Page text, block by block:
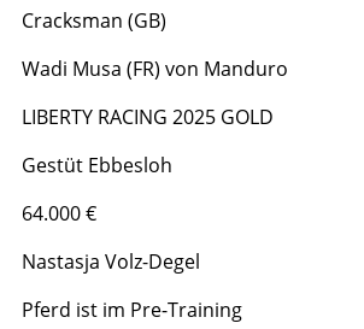
Cracksman (GB)
Wadi Musa (FR) von Manduro
LIBERTY RACING 2025 GOLD
Gestüt Ebbesloh
64.000 €
Nastasja Volz-Degel
Pferd ist im Pre-Training